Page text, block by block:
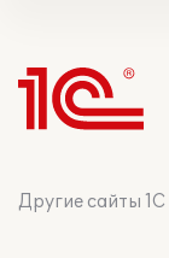
Другие сайты 1С